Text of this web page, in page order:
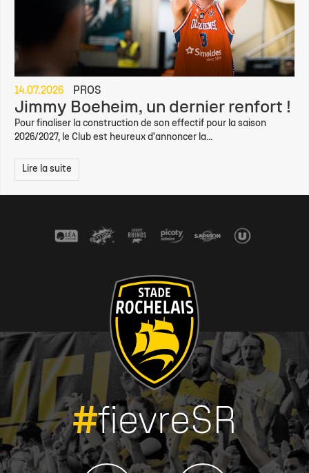
14.07.2026 PROS
Jimmy Boeheim, un dernier renfort !
Pour finaliser la construction de son effectif pour la saison
2026/2027, le Club est heureux d'annoncer la...
Lire la suite
#fievreSR